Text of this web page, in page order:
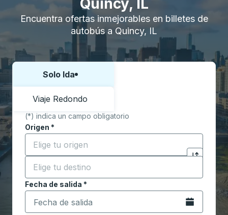
Quincy, IL
Encuentra ofertas inmejorables en billetes de
autobús a Quincy, IL
Elija una forma o viaje de ida y vuelta:
Solo Ida
Viaje Redondo
(*) indica un campo obligatorio
Origen *
Comience a escribir la ciudad de origen para abrir
Haga clic
Destino *
Comience a escribir la ciudad de destino para
Fecha de salida *
Escriba la fecha en formato de fecha Barra diagonal
Abra el